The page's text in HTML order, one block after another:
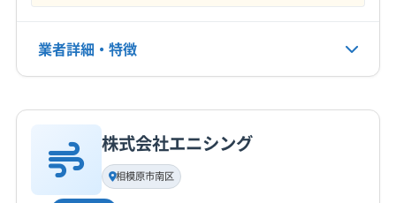
業者詳細・特徴
基本情報
代表者名
株式会社エニシング
相模原市南区